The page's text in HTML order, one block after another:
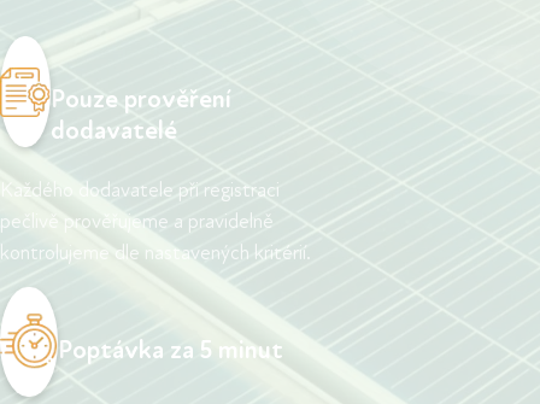
Pouze prověření
dodavatelé
Každého dodavatele při registraci
pečlivě prověřujeme a pravidelně
kontrolujeme dle nastavených kritérií.
Poptávka za 5 minut